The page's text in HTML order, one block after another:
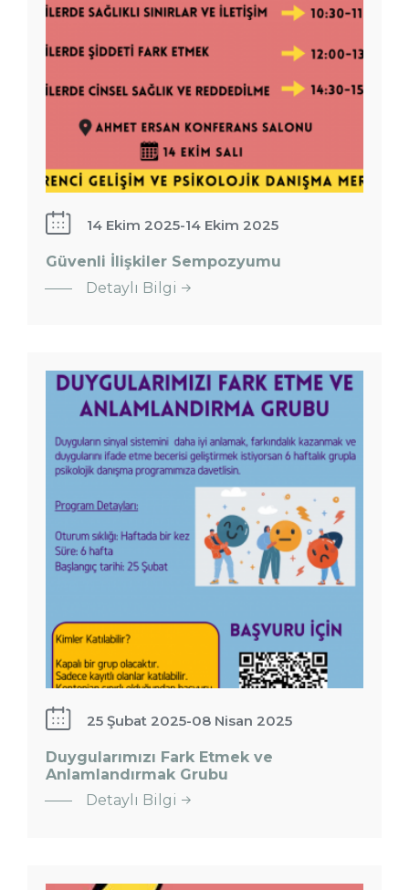
14 Ekim 2025-14 Ekim 2025
Güvenli İlişkiler Sempozyumu
Detaylı Bilgi
Anlamlandırmak
Grubu
25 Şubat 2025-08 Nisan 2025
Duygularımızı Fark Etmek ve
Anlamlandırmak Grubu
Detaylı Bilgi
Güvenli
İlişkiler
Seminer